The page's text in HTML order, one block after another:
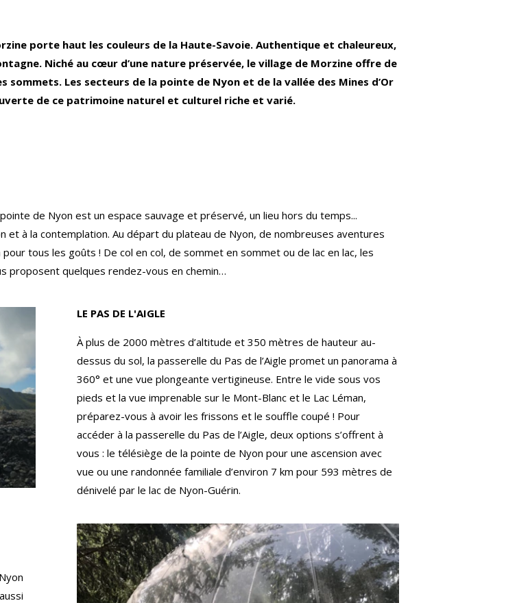
porte haut les couleurs de la Haute-Savoie. Authentique et chaleureux,
Niché au cœur d’une nature préservée, le village de Morzine offre de
sommets. Les secteurs de la pointe de Nyon et de la vallée des Mines d’Or
de ce patrimoine naturel et culturel riche et varié.
de Nyon est un espace sauvage et préservé, un lieu hors du temps...
et à la contemplation. Au départ du plateau de Nyon, de nombreuses aventures
tous les goûts ! De col en col, de sommet en sommet ou de lac en lac, les
proposent quelques rendez-vous en chemin…
LE PAS DE L'AIGLE
À plus de 2000 mètres d’altitude et 350 mètres de hauteur au-
dessus du sol, la passerelle du Pas de l’Aigle promet un panorama à
360° et une vue plongeante vertigineuse. Entre le vide sous vos
pieds et la vue imprenable sur le Mont-Blanc et le Lac Léman,
préparez-vous à avoir les frissons et le souffle coupé ! Pour
accéder à la passerelle du Pas de l’Aigle, deux options s’offrent à
vous : le télésiège de la pointe de Nyon pour une ascension avec
vue ou une randonnée familiale d’environ 7 km pour 593 mètres de
dénivelé par le lac de Nyon-Guérin.